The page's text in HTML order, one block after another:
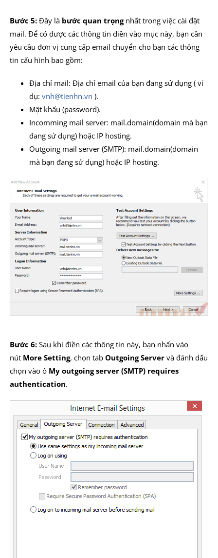
Bước 5: Đây là bước quan trọngnhất trong việc cài đặt
mail. Để có được các thông tin điền vào mục này, bạn cần
yêu cầu đơn vị cung cấp email chuyển cho bạn các thông
tin cấu hình bao gồm:
Địa chỉ mail: Địa chỉ email của bạn đang sử dụng ( ví
dụ: vnh@tienhn.vn ).
Mật khẩu (password).
Incomming mail server: mail.domain(domain mà bạn
đang sử dụng) hoặc IP hosting.
Outgoing mail server (SMTP): mail.domain(domain
mà bạn đang sử dụng) hoặc IP hosting.
Bước 6: Sau khi điền các thông tin này, bạn nhấn váo
nút More Setting, chọn tab Outgoing Server và đánh dấu
chọn vào ô My outgoing server (SMTP) requires
authentication.